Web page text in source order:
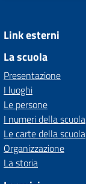
Link esterni
La scuola
Presentazione
I luoghi
Le persone
I numeri della scuola
Le carte della scuola
Organizzazione
La storia